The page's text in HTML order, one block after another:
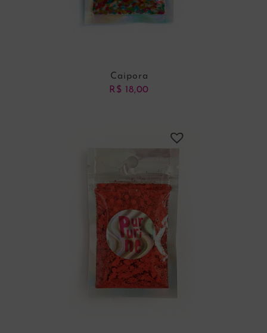
Caipora
R$ 18,00